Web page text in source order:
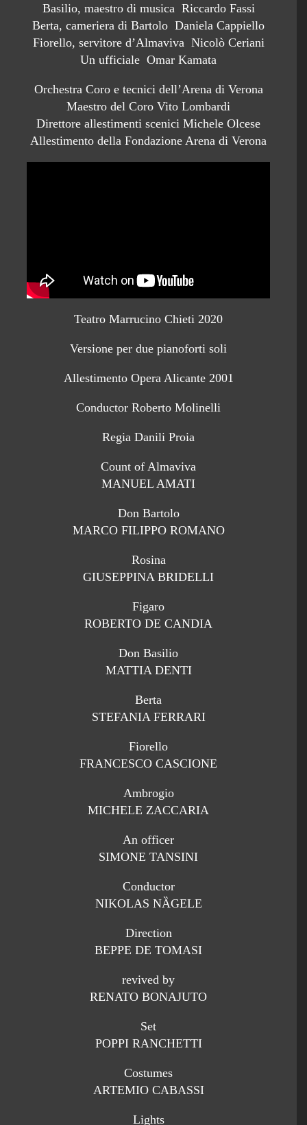
Basilio, maestro di musica Riccardo Fassi
Berta, cameriera di Bartolo Daniela Cappiello
Fiorello, servitore d’Almaviva Nicolò Ceriani
Un ufficiale Omar Kamata
Orchestra Coro e tecnici dell’Arena di Verona
Maestro del Coro Vito Lombardi
Direttore allestimenti scenici Michele Olcese
Allestimento della Fondazione Arena di Verona
Teatro Marrucino Chieti 2020
Versione per due pianoforti soli
Allestimento Opera Alicante 2001
Conductor Roberto Molinelli
Regia Danili Proia
Count of Almaviva
MANUEL AMATI
Don Bartolo
MARCO FILIPPO ROMANO
Rosina
GIUSEPPINA BRIDELLI
Figaro
ROBERTO DE CANDIA
Don Basilio
MATTIA DENTI
Berta
STEFANIA FERRARI
Fiorello
FRANCESCO CASCIONE
Ambrogio
MICHELE ZACCARIA
An officer
SIMONE TANSINI
Conductor
NIKOLAS NȀGELE
Direction
BEPPE DE TOMASI
revived by
RENATO BONAJUTO
Set
POPPI RANCHETTI
Costumes
ARTEMIO CABASSI
Lights